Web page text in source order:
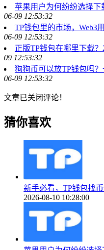
苹果用户为何纷纷选择
06-09 12:53:32
TP钱包里的市场，Web3
06-09 12:53:32
正版TP钱包在哪里下载
09 12:53:32
狗狗币可以放TP钱包吗
06-09 12:53:32
文章已关闭评论！
猜你喜欢
新手必看，TP钱包找
2026-08-10 10:28:00